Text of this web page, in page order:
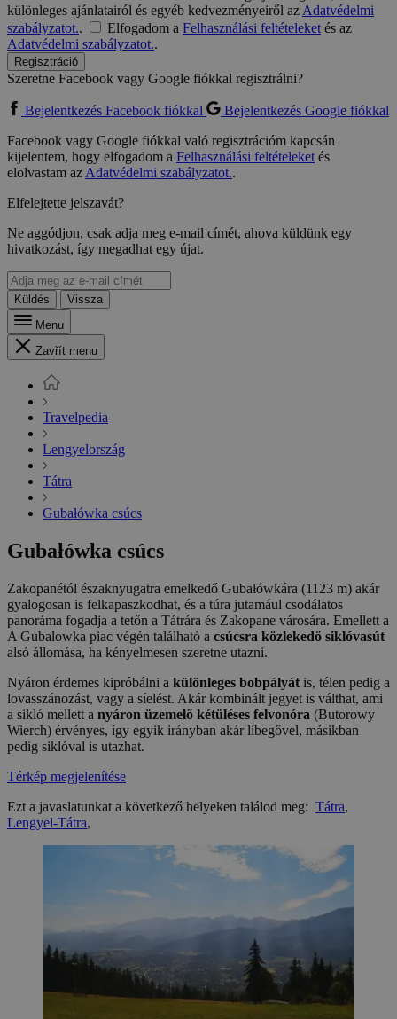
különleges ajánlatairól és egyéb kedvezményeiről azAdatvédelmi
szabályzatot.. Elfogadom a Felhasználási feltételeketés az
Adatvédelmi szabályzatot..
Regisztráció
Szeretne Facebook vagy Google fiókkal regisztrálni?
Bejelentkezés Facebook fiókkal
Bejelentkezés Google fiókkal
Facebook vagy Google fiókkal való regisztrációm kapcsán
kijelentem, hogy elfogadom a Felhasználási feltételeketés
elolvastam azAdatvédelmi szabályzatot..
Elfelejtette jelszavát?
Ne aggódjon, csak adja meg e-mail címét, ahova küldünk egy
hivatkozást, így megadhat egy újat.
Küldés
Vissza
Menu
Zavřít menu
Travelpedia
Lengyelország
Tátra
Gubałówka csúcs
Gubałówka csúcs
Zakopanétól északnyugatra emelkedő Gubałówkára (1123 m) akár
gyalogosan is felkapaszkodhat, és a túra jutamául csodálatos
panoráma fogadja a tetőn a Tátrára és Zakopane városára. Emellett a
A Gubalowka piac végén található a csúcsra közlekedő siklóvasút
alsó állomása, ha kényelmesen szeretne utazni.
Nyáron érdemes kipróbálni a különleges bobpályát is, télen pedig a
lovasszánozást, vagy a síelést. Akár kombinált jegyet is válthat, ami
a sikló mellett a nyáron üzemelő kétüléses felvonóra (Butorowy
Wierch) érvényes, így egyik irányban akár libegővel, másikban
pedig siklóval is utazhat.
Térkép megjelenítése
Ezt a javaslatunkat a következő helyeken találod meg: Tátra,
Lengyel-Tátra,